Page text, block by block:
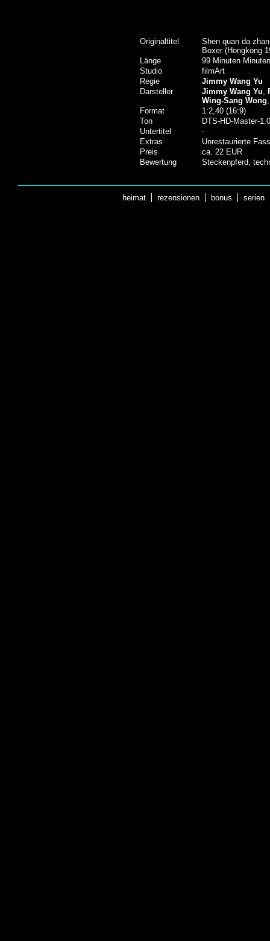
Originaltitel
Shen quan da
Boxer (Hongkong
Länge
99 Minuten
Studio
filmArt
Regie
Jimmy Wang Yu
Darsteller
Jimmy Wang Yu ,
Wing-Sang Wong
Format
1:2,40 (16:9)
Ton
DTS-HD-Master-
Untertitel
-
Extras
Unrestaurierte
Preis
ca. 22 EUR
Bewertung
Steckenpferd,
heimat rezensionen bonus serien